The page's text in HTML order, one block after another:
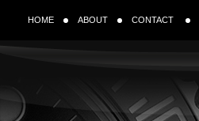
HOME ABOUT CONTACT